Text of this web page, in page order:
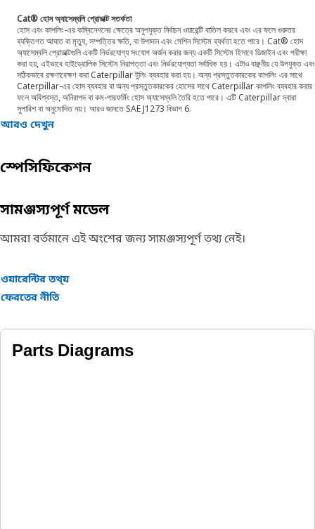
Every Cat hose and coupling combination is tested as a system
to ensure a perfect fit that yields maximum safety and
dependability.
Cat® হোস অ্যাসেম্বলি প্রোডাক্ট সতর্কতা
হোস এবং কাপলিং-এর কম্বিনেশনের ক্ষেত্রে অনুপযুক্ত নির্বাচন ওয়ারেন্টি বাতিল করবে এবং এর ফলে গুরুতর
ব্যক্তিগত আঘাত বা মৃত্যু, সম্পত্তির ক্ষতি, বা উপাদান এবং মেশিন সিস্টেম ব্যর্থতা হতে পারে। Cat® হোস
অ্যাসেম্বলি প্রোডাক্টগুলি একটি নির্ভরযোগ্য সংযোগ অর্জন করার জন্য একটি সিস্টেম হিসাবে ডিজাইন এবং পরীক্ষা
করা হয়, এইভাবে হাইড্রোলিক সিস্টেম নিরাপত্তা এবং নির্ভরযোগ্যতা সর্বাধিক হয়। এটাও বাঞ্ছনীয় যে উপযুক্ত এবং
সঠিকভাবে রক্ষণাবেক্ষণ করা Caterpillar টুলিং ব্যবহার করা হয়। অন্য প্রস্তুতকারকের কাপলিং এর সাথে
Caterpillar-এর হোস ব্যবহার বা অন্য প্রস্তুতকারকের হোসের সাথে Caterpillar কাপলিং ব্যবহার করার
ফলে অবিশ্বস্ত, অনিরাপদ বা কম-পারফর্মিং হোস অ্যাসেম্বলি তৈরি হতে পারে। এটি Caterpillar দ্বারা
সুপারিশ বা অনুমোদিত নয়। আরও জানতে SAE J1273 বিভাগ 6.
আরও দেখুন
স্পেসিফিকেশন
সামঞ্জস্যপূর্ণ মডেল
আমরা বর্তমানে এই অংশের জন্য সামঞ্জস্যপূর্ণ তথ্য নেই।
ওয়ারেন্টির তথ্য়
ফেরতের নীতি
Parts Diagrams